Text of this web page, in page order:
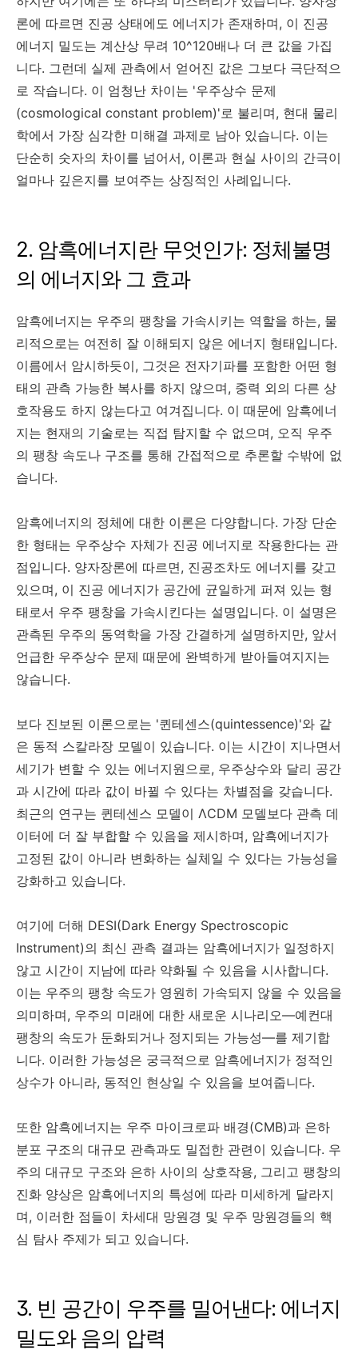
론에 따르면 진공 상태에도 에너지가 존재하며, 이 진공
에너지 밀도는 계산상 무려 10^120배나 더 큰 값을 가집
니다. 그런데 실제 관측에서 얻어진 값은 그보다 극단적으
로 작습니다. 이 엄청난 차이는 '우주상수 문제
(cosmological constant problem)'로 불리며, 현대 물리
학에서 가장 심각한 미해결 과제로 남아 있습니다. 이는
단순히 숫자의 차이를 넘어서, 이론과 현실 사이의 간극이
얼마나 깊은지를 보여주는 상징적인 사례입니다.
2. 암흑에너지란 무엇인가: 정체불명
의 에너지와 그 효과
암흑에너지는 우주의 팽창을 가속시키는 역할을 하는, 물
리적으로는 여전히 잘 이해되지 않은 에너지 형태입니다.
이름에서 암시하듯이, 그것은 전자기파를 포함한 어떤 형
태의 관측 가능한 복사를 하지 않으며, 중력 외의 다른 상
호작용도 하지 않는다고 여겨집니다. 이 때문에 암흑에너
지는 현재의 기술로는 직접 탐지할 수 없으며, 오직 우주
의 팽창 속도나 구조를 통해 간접적으로 추론할 수밖에 없
습니다.
암흑에너지의 정체에 대한 이론은 다양합니다. 가장 단순
한 형태는 우주상수 자체가 진공 에너지로 작용한다는 관
점입니다. 양자장론에 따르면, 진공조차도 에너지를 갖고
있으며, 이 진공 에너지가 공간에 균일하게 퍼져 있는 형
태로서 우주 팽창을 가속시킨다는 설명입니다. 이 설명은
관측된 우주의 동역학을 가장 간결하게 설명하지만, 앞서
언급한 우주상수 문제 때문에 완벽하게 받아들여지지는
않습니다.
보다 진보된 이론으로는 '퀸테센스(quintessence)'와 같
은 동적 스칼라장 모델이 있습니다. 이는 시간이 지나면서
세기가 변할 수 있는 에너지원으로, 우주상수와 달리 공간
과 시간에 따라 값이 바뀔 수 있다는 차별점을 갖습니다.
최근의 연구는 퀸테센스 모델이 ΛCDM 모델보다 관측 데
이터에 더 잘 부합할 수 있음을 제시하며, 암흑에너지가
고정된 값이 아니라 변화하는 실체일 수 있다는 가능성을
강화하고 있습니다.
여기에 더해 DESI(Dark Energy Spectroscopic
Instrument)의 최신 관측 결과는 암흑에너지가 일정하지
않고 시간이 지남에 따라 약화될 수 있음을 시사합니다.
이는 우주의 팽창 속도가 영원히 가속되지 않을 수 있음을
의미하며, 우주의 미래에 대한 새로운 시나리오—예컨대
팽창의 속도가 둔화되거나 정지되는 가능성—를 제기합
니다. 이러한 가능성은 궁극적으로 암흑에너지가 정적인
상수가 아니라, 동적인 현상일 수 있음을 보여줍니다.
또한 암흑에너지는 우주 마이크로파 배경(CMB)과 은하
분포 구조의 대규모 관측과도 밀접한 관련이 있습니다. 우
주의 대규모 구조와 은하 사이의 상호작용, 그리고 팽창의
진화 양상은 암흑에너지의 특성에 따라 미세하게 달라지
며, 이러한 점들이 차세대 망원경 및 우주 망원경들의 핵
심 탐사 주제가 되고 있습니다.
3. 빈 공간이 우주를 밀어낸다: 에너지
밀도와 음의 압력